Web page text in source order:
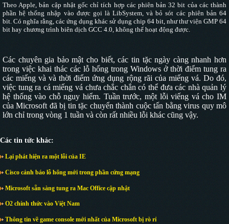
Theo Apple, bản cập nhật gốc chỉ tích hợp các phiên bản 32 bit của các thành
phần hệ thống nhập vào được gọi là LibSystem, và bỏ sót các phiên bản 64
bit. Có nghĩa rằng, các ứng dụng khác sử dụng chip 64 bit, như thư viện GMP 64
bit hay chương trình biên dịch GCC 4.0, không thể hoạt động được.
Các chuyên gia bảo mật cho biết, các tin tặc ngày càng nhanh hơn
trong việc khai thác các lỗ hổng trong Windows ở thời điểm tung ra
các miếng và và thời điểm ứng dụng rộng rãi của miếng vá. Do đó,
việc tung ra cá miếng vá chưa chắc chắn có thể đưa các nhà quản lý
hệ thống vào chỗ nguy hiểm. Tuần trước, một lỗi viếng vá cho IM
của Microsoft đã bị tin tặc chuyển thành cuộc tấn bằng virus quy mô
lớn chỉ trong vòng 1 tuần và còn rất nhiều lỗi khác cũng vậy.
Các tin tức khác:
Lại phát hiện ra một lỗi của IE
Cisco cảnh báo lỗ hổng mới trong phần cứng mạng
Microsoft sẵn sàng tung ra Mac Office cập nhật
O2 chính thức vào Việt Nam
Thông tin về game console mới nhất của Microsoft bị rò rỉ